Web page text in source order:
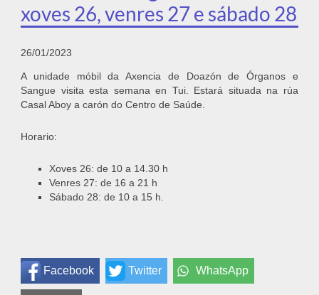
xoves 26, venres 27 e sábado 28
26/01/2023
A unidade móbil da Axencia de Doazón de Órganos e
Sangue visita esta semana en Tui. Estará situada na rúa
Casal Aboy a carón do Centro de Saúde.
Horario:
Xoves 26: de 10 a 14.30 h
Venres 27: de 16 a 21 h
Sábado 28: de 10 a 15 h.
Facebook Twitter WhatsApp